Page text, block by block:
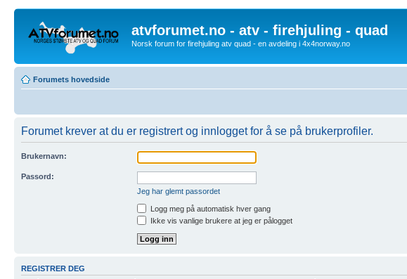
atvforumet.no - atv - firehjuling - quad
Norsk forum for firehjuling atv quad - en avdeling i 4x4norway.no
Forumets hovedside
Forumet krever at du er registrert og innlogget for å se på brukerprofiler.
Brukernavn:
Passord:
Jeg har glemt passordet
Logg meg på automatisk hver gang
Ikke vis vanlige brukere at jeg er pålogget
REGISTRER DEG